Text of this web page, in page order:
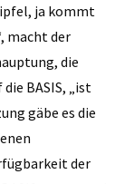
ja kommt
macht der
die
BASIS, „ist
gäbe es die
der